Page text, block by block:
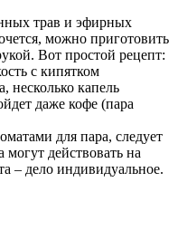
трав и эфирных
можно приготовить
Вот простой рецепт:
с кипятком
несколько капель
даже кофе (пара
для пара, следует
действовать на
– дело индивидуальное.